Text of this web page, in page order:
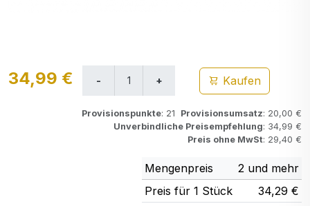
34,99 € Kaufen
Provisionspunkte: 21 Provisionsumsatz: 20,00 €
Unverbindliche Preisempfehlung: 34,99 €
Preis ohne MwSt: 29,40 €
Mengenpreis
2 und mehr
Preis für 1 Stück
34,29 €